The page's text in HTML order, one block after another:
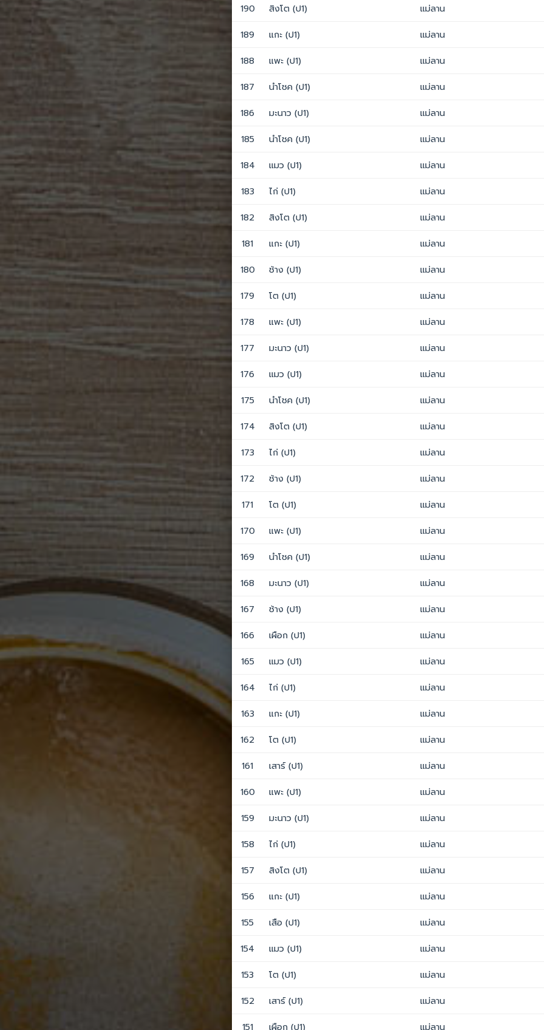
190 สิงโต (ป1) แม่ลาน
189 แกะ (ป1) แม่ลาน
188 แพะ (ป1) แม่ลาน
187 นำโชค (ป1) แม่ลาน
186 มะนาว (ป1) แม่ลาน
185 นำโชค (ป1) แม่ลาน
184 แมว (ป1) แม่ลาน
183 ไก่ (ป1) แม่ลาน
182 สิงโต (ป1) แม่ลาน
181 แกะ (ป1) แม่ลาน
180 ช้าง (ป1) แม่ลาน
179 โต (ป1) แม่ลาน
178 แพะ (ป1) แม่ลาน
177 มะนาว (ป1) แม่ลาน
176 แมว (ป1) แม่ลาน
175 นำโชค (ป1) แม่ลาน
174 สิงโต (ป1) แม่ลาน
173 ไก่ (ป1) แม่ลาน
172 ช้าง (ป1) แม่ลาน
171 โต (ป1) แม่ลาน
170 แพะ (ป1) แม่ลาน
169 นำโชค (ป1) แม่ลาน
168 มะนาว (ป1) แม่ลาน
167 ช้าง (ป1) แม่ลาน
166 เผือก (ป1) แม่ลาน
165 แมว (ป1) แม่ลาน
164 ไก่ (ป1) แม่ลาน
163 แกะ (ป1) แม่ลาน
162 โต (ป1) แม่ลาน
161 เสาร์ (ป1) แม่ลาน
160 แพะ (ป1) แม่ลาน
159 มะนาว (ป1) แม่ลาน
158 ไก่ (ป1) แม่ลาน
157 สิงโต (ป1) แม่ลาน
156 แกะ (ป1) แม่ลาน
155 เสือ (ป1) แม่ลาน
154 แมว (ป1) แม่ลาน
153 โต (ป1) แม่ลาน
152 เสาร์ (ป1) แม่ลาน
151 เผือก (ป1) แม่ลาน